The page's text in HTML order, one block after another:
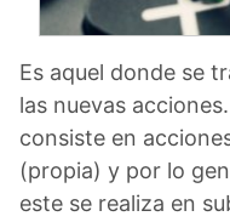
Es aquel donde se
las nuevas
consiste en
(propia) y por lo
este se realiza en